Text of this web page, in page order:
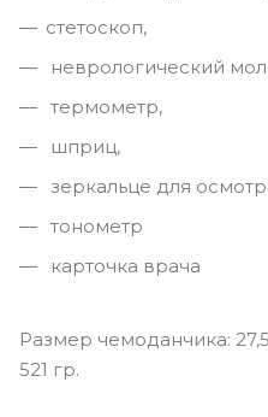
стетоскоп,
неврологический
термометр,
шприц,
зеркальце для
тонометр
карточка врача
Размер чемоданчика:
521 гр.